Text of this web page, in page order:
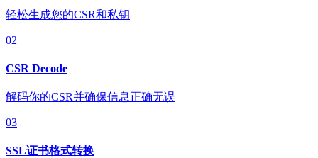
轻松生成您的CSR和私钥
02
CSR Decode
解码你的CSR并确保信息正确无误
03
SSL证书格式转换